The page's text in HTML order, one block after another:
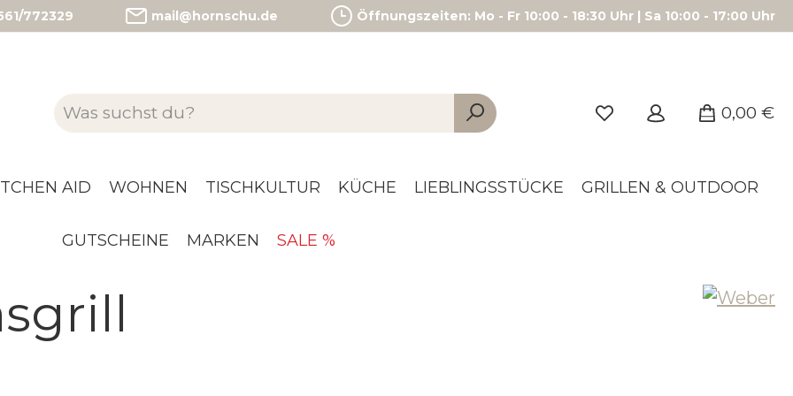
772329 mail@hornschu.de Öffnungszeiten: Mo - Fr 10:00 - 18:30 Uhr | Sa 10:00 - 17:00 Uhr
0,00 €
AID WOHNEN TISCHKULTUR KÜCHE LIEBLINGSSTÜCKE GRILLEN & OUTDOOR
GUTSCHEINE MARKEN SALE %